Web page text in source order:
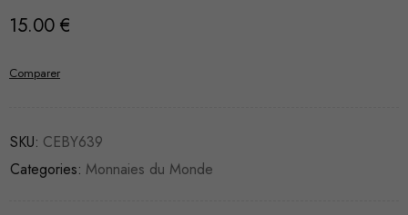
15.00 €
Comparer
SKU: CEBY639
Categories: Monnaies du Monde